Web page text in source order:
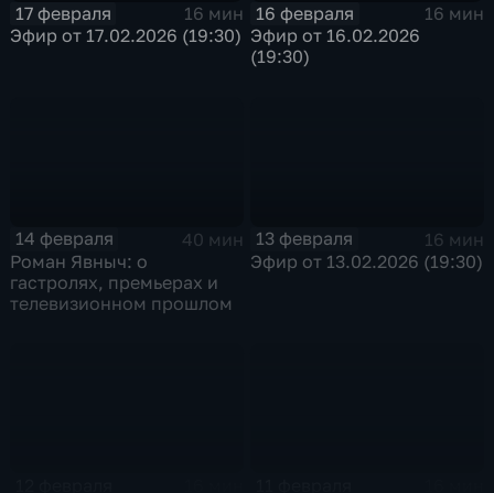
17 февраля
16 мин
Эфир от 17.02.2026 (19:30)
16 февраля
16 мин
Эфир от 16.02.2026
(19:30)
14 февраля
40 мин
Роман Явныч: о
гастролях, премьерах и
телевизионном прошлом
13 февраля
16 мин
Эфир от 13.02.2026 (19:30)